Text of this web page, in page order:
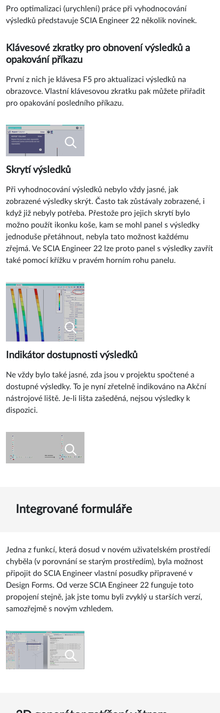
Pro optimalizaci (urychlení) práce při vyhodnocování
výsledků představuje SCIA Engineer 22 několik novinek.
Klávesové zkratky pro obnovení výsledků a
opakování příkazu
První z nich je klávesa F5 pro aktualizaci výsledků na
obrazovce. Vlastní klávesovou zkratku pak můžete přiřadit
pro opakování posledního příkazu.
Skrytí výsledků
Při vyhodnocování výsledků nebylo vždy jasné, jak
zobrazené výsledky skrýt. Často tak zůstávaly zobrazené, i
když již nebyly potřeba. Přestože pro jejich skrytí bylo
možno použít ikonku koše, kam se mohl panel s výsledky
jednoduše přetáhnout, nebyla tato možnost každému
zřejmá. Ve SCIA Engineer 22 lze proto panel s výsledky zavřít
také pomocí křížku v pravém horním rohu panelu.
Indikátor dostupnosti výsledků
Ne vždy bylo také jasné, zda jsou v projektu spočtené a
dostupné výsledky. To je nyní zřetelně indikováno na Akční
nástrojové liště. Je-li lišta zašeděná, nejsou výsledky k
dispozici.
Integrované formuláře
Jedna z funkcí, která dosud v novém uživatelském prostředí
chyběla (v porovnání se starým prostředím), byla možnost
připojit do SCIA Engineer vlastní posudky připravené v
Design Forms. Od verze SCIA Engineer 22 funguje toto
propojení stejně, jak jste tomu byli zvyklý u starších verzí,
samozřejmě s novým vzhledem.